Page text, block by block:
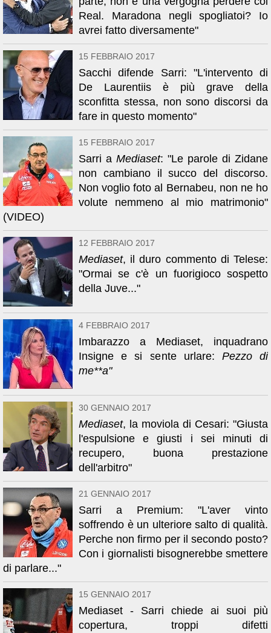
Real. Maradona negli spogliatoi? Io
avrei fatto diversamente"
15 FEBBRAIO 2017
Sacchi difende Sarri: "L'intervento di
De Laurentiis è più grave della
sconfitta stessa, non sono discorsi da
fare in questo momento"
15 FEBBRAIO 2017
Sarri a Mediaset: "Le parole di Zidane
non cambiano il succo del discorso.
Non voglio foto al Bernabeu, non ne ho
volute nemmeno al mio matrimonio"
(VIDEO)
12 FEBBRAIO 2017
Mediaset, il duro commento di Telese:
"Ormai se c'è un fuorigioco sospetto
della Juve..."
4 FEBBRAIO 2017
Imbarazzo a Mediaset, inquadrano
Insigne e si sente urlare: Pezzo di
me**a"
30 GENNAIO 2017
Mediaset, la moviola di Cesari: "Giusta
l'espulsione e giusti i sei minuti di
recupero, buona prestazione
dell'arbitro"
21 GENNAIO 2017
Sarri a Premium: "L'aver vinto
soffrendo è un ulteriore salto di qualità.
Perche non firmo per il secondo posto?
Con i giornalisti bisognerebbe smettere
di parlare..."
15 GENNAIO 2017
Mediaset - Sarri chiede ai suoi più
copertura, troppi difetti